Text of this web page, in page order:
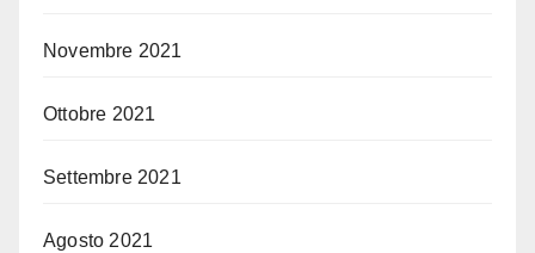
Novembre 2021
Ottobre 2021
Settembre 2021
Agosto 2021